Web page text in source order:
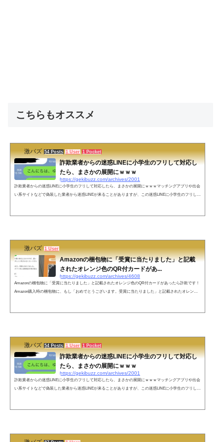
こちらもオススメ
激バズ 54 Posts 1 User 1 Pocket
詐欺業者からの迷惑LINEに小学生のフリして対応し
たら、まさかの展開にｗｗｗ
https://gekibuzz.com/archives/2001
詐欺業者からの迷惑LINEに小学生のフリして対応したら、まさかの展開にｗｗｗマッチングアプリや出会
い系サイトなどで偽装した業者から迷惑LINEが来ることがありますが、この迷惑LINEに小学生のフリしし
激バズ 1 User
Amazonの梱包物に「受賞に当たりました」と記載
されたオレンジ色のQR付カードがあ...
https://gekibuzz.com/archives/4608
Amazonの梱包物に「受賞に当たりました」と記載されたオレンジ色のQR付カードがあったら詐欺です！
Amazon購入時の梱包物に、もし「おめでとうございます。受賞に当たりました」と記載されたオレンジ
激バズ 54 Posts 1 User 1 Pocket
詐欺業者からの迷惑LINEに小学生のフリして対応し
たら、まさかの展開にｗｗｗ
https://gekibuzz.com/archives/2001
詐欺業者からの迷惑LINEに小学生のフリして対応したら、まさかの展開にｗｗｗマッチングアプリや出会
い系サイトなどで偽装した業者から迷惑LINEが来ることがありますが、この迷惑LINEに小学生のフリしし